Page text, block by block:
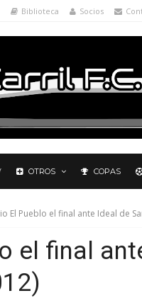
Biblioteca Socios
OTROS COPAS
El Pueblo el final ante Ideal de
el final